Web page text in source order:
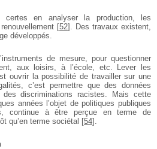
certes en analyser la production, les
[52] . Des travaux existent,
développés.
de mesure, pour questionner
aux loisirs, à l’école, etc. Lever les
ouvrir la possibilité de travailler sur une
c’est permettre que des données
discriminations racistes. Mais cette
années l’objet de politiques publiques
continue à être perçue en terme de
qu’en terme sociétal [54] .